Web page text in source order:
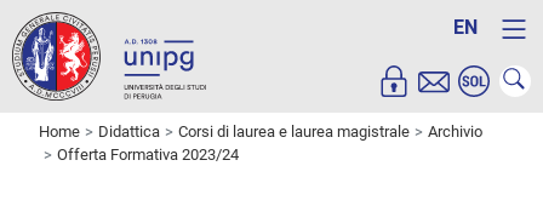
EN
Home Didattica Corsi di laurea e laurea magistrale
Archivio
Offerta Formativa 2023/24